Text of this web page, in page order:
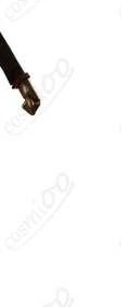
に入れる、
ています。
載せないよ